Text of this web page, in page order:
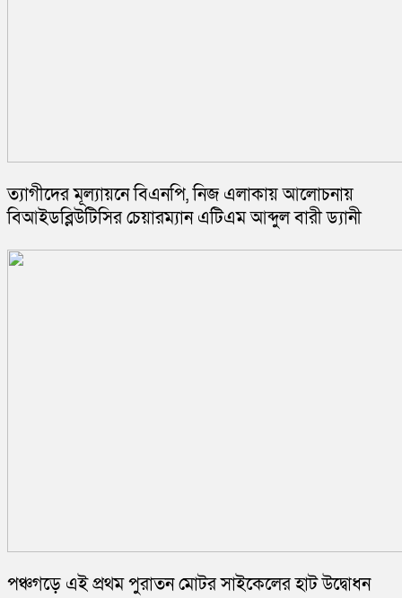
ত্যাগীদের মূল্যায়নে বিএনপি, নিজ এলাকায় আলোচনায়
বিআইডব্লিউটিসির চেয়ারম্যান এটিএম আব্দুল বারী ড্যানী
পঞ্চগড়ে এই প্রথম পুরাতন মোটর সাইকেলের হাট উদ্বোধন